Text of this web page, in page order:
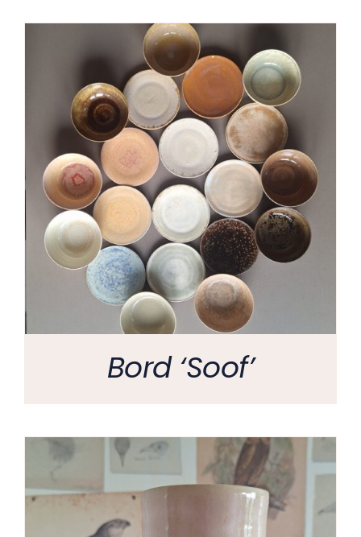
Bord ‘Soof’